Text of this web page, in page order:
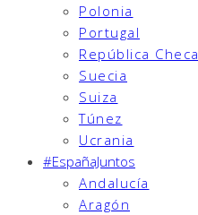
Polonia
Portugal
República Checa
Suecia
Suiza
Túnez
Ucrania
#EspañaJuntos
Andalucía
Aragón